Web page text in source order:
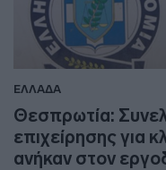
ΕΛΛΑΔΑ
Θεσπρωτία:
επιχείρησης για
ανήκαν στον